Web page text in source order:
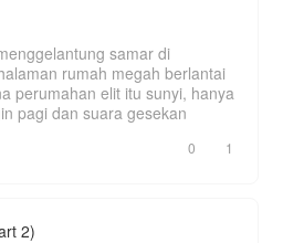
samar di
rumah megah berlantai
perumahan elit itu sunyi, hanya
pagi dan suara gesekan
0 1
2)